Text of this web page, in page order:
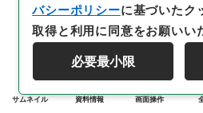
サムネイル 資料情報 画面操作
バシーポリシーに基づいたク
取得と利用に同意をお願いい
必要最小限